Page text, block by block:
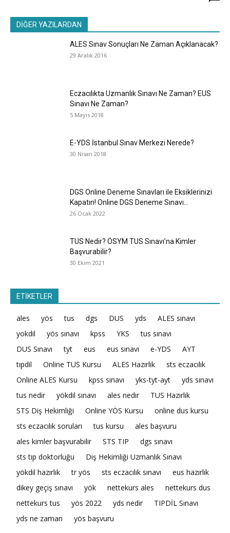
DİĞER YAZILARDAN
ALES Sınav Sonuçları Ne Zaman Açıklanacak?
29 Aralık 2016
Eczacılıkta Uzmanlık Sınavı Ne Zaman? EUS
Sınavı Ne Zaman?
5 Mayıs 2018
E-YDS İstanbul Sınav Merkezi Nerede?
30 Nisan 2018
DGS Online Deneme Sınavları ile Eksiklerinizi
Kapatın! Online DGS Deneme Sınavı...
26 Ocak 2022
TUS Nedir? ÖSYM TUS Sınavı’na Kimler
Başvurabilir?
30 Ekim 2021
ETİKETLER
ales yös tus dgs DUS yds
ALES sınavı
yokdil
yös sınavı kpss YKS
tus sınavı
DUS Sınavı
tyt eus eus sınavı e-YDS
AYT
tıpdil
Online TUS Kursu ALES Hazırlık
sts eczacılık
Online ALES Kursu
kpss sınavı yks-tyt-ayt
yds sınavı
tus nedir
yökdil sınavı ales nedir
TUS Hazırlık
STS Diş Hekimliği
Online YÖS Kursu
online dus kursu
sts eczacılık soruları
tus kursu
ales başvuru
ales kimler başvurabilir
STS TIP
dgs sınavı
sts tıp doktorluğu
Diş Hekimliği Uzmanlık Sınavı
yökdil hazırlık
tr yös sts eczacılık sınavı
eus hazırlık
dikey geçiş sınavı
yök nettekurs ales
nettekurs dus
nettekurs tus
yös 2022 yds nedir
TIPDİL Sınavı
yds ne zaman
yös başvuru